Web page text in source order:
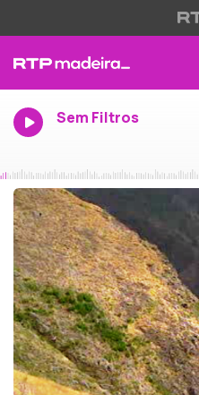
Sem Filtros